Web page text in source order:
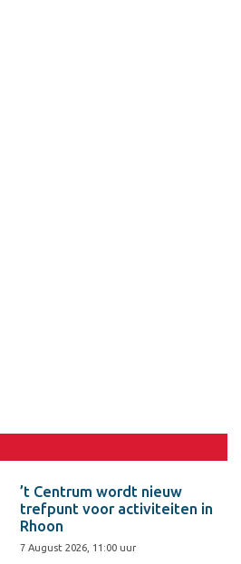
’t Centrum wordt nieuw
trefpunt voor activiteiten in
Rhoon
7 August 2026, 11:00 uur